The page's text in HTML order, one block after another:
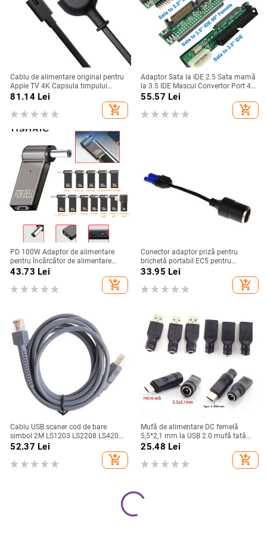
Cablu de alimentare original pentru
Apple TV 4K Capsula timpului
Apple Cablu cablu de alimentare
CA pentru PS4 PS5 Xbox Series X/S
Cablu de alimentare pentru laptop
81.14Lei
add_shopping_cart
Adaptor Sata la IDE 2.5 Sata mamă
la 3.5 IDE Mascul Convertor Port 40
PIN 1.5Gbs 2.5 la 3.5 Suport IDE
55.57 Lei
add_shopping_cart
PD 100W Adaptor de alimentare
pentru încărcător de alimentare
pentru laptop 5A 20V Conector
mamă tip C la convertizor de mufă
jack masculin DC pentru
43.73 Lei
add_shopping_cart
Conector adaptor priză pentru
brichetă portabil EC5 pentru
amplificator de baterie auto de 12 V
33.95 Lei
add_shopping_cart
Cablu USB scaner cod de bare
simbol 2M LS1203 LS2208 LS4208
LS3008 CBA-U01-S07ZAR
52.37 Lei
add_shopping_cart
Mufă de alimentare DC femelă
5,5*2,1 mm la USB 2.0 mufă tată
mirco tip c mufă femelă mufă 5V
Adaptor convertor conector pentru
laptop
25.48 Lei
add_shopping_cart